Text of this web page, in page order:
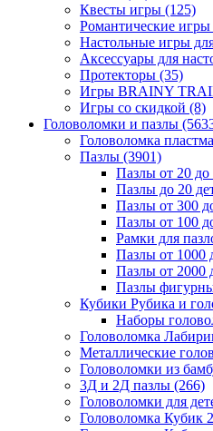
Квесты игры (125)
Романтические игры
Настольные игры
Аксессуары для
Протекторы (35)
Игры BRAINY
Игры со скидкой (8)
Головоломки и пазлы
Головоломка
Пазлы (3901)
Пазлы от 20 до
Пазлы до 20
Пазлы от 300
Пазлы от 100
Рамки для
Пазлы от 1000
Пазлы от 2000
Пазлы
Кубики Рубика и
Наборы
Головоломка
Металлические
Головоломки из
3Д и 2Д пазлы (266)
Головоломки для
Головоломка Кубик